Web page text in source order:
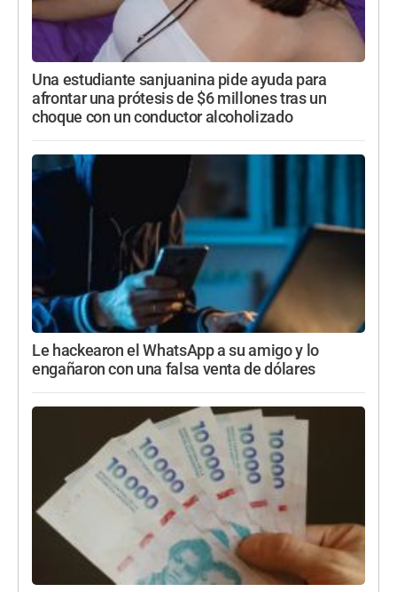
Una estudiante sanjuanina pide ayuda para
afrontar una prótesis de $6 millones tras un
choque con un conductor alcoholizado
Le hackearon el WhatsApp a su amigo y lo
engañaron con una falsa venta de dólares